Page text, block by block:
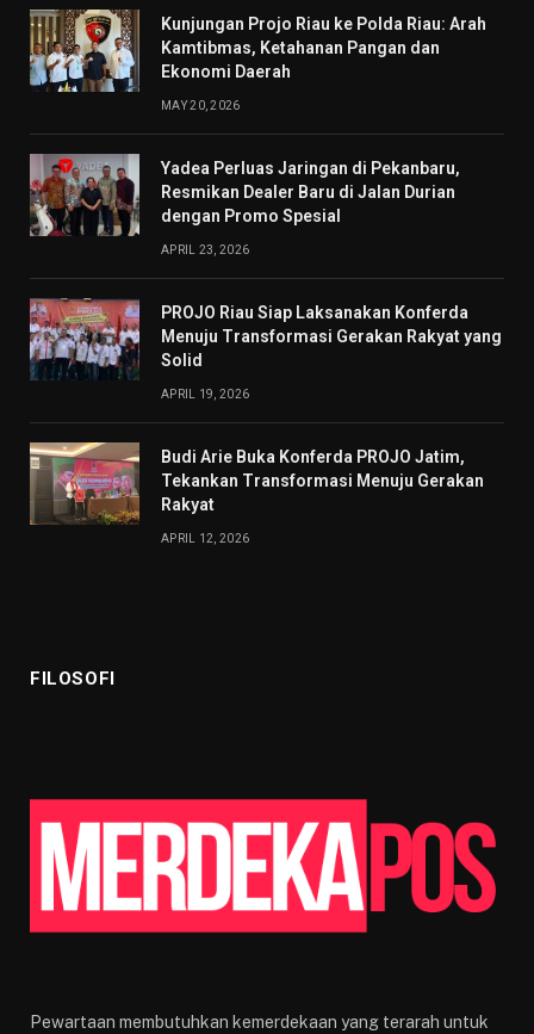
Kunjungan Projo Riau ke Polda Riau: Arah
Kamtibmas, Ketahanan Pangan dan
Ekonomi Daerah
MAY 20, 2026
Yadea Perluas Jaringan di Pekanbaru,
Resmikan Dealer Baru di Jalan Durian
dengan Promo Spesial
APRIL 23, 2026
PROJO Riau Siap Laksanakan Konferda
Menuju Transformasi Gerakan Rakyat yang
Solid
APRIL 19, 2026
Budi Arie Buka Konferda PROJO Jatim,
Tekankan Transformasi Menuju Gerakan
Rakyat
APRIL 12, 2026
FILOSOFI
Pewartaan membutuhkan kemerdekaan yang terarah untuk